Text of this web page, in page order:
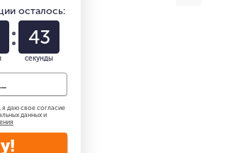
осталось:
42
секунды
я даю свое согласие
данных и